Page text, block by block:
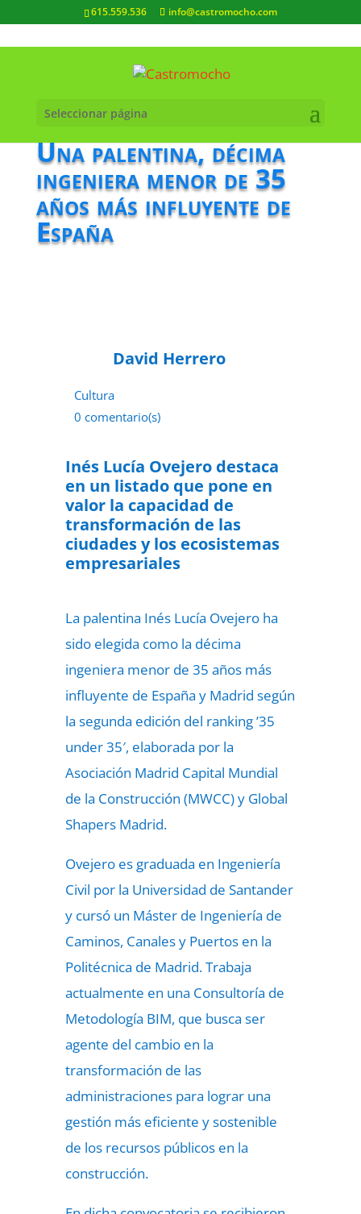
615.559.536 info@castromocho.com
Seleccionar página
Una palentina, décima
ingeniera menor de 35
años más influyente de
España
David Herrero
Cultura
0 comentario(s)
Inés Lucía Ovejero destaca
en un listado que pone en
valor la capacidad de
transformación de las
ciudades y los ecosistemas
empresariales
La palentina Inés Lucía Ovejero ha
sido elegida como la décima
ingeniera menor de 35 años más
influyente de España y Madrid según
la segunda edición del ranking ’35
under 35′, elaborada por la
Asociación Madrid Capital Mundial
de la Construcción (MWCC) y Global
Shapers Madrid.
Ovejero es graduada en Ingeniería
Civil por la Universidad de Santander
y cursó un Máster de Ingeniería de
Caminos, Canales y Puertos en la
Politécnica de Madrid. Trabaja
actualmente en una Consultoría de
Metodología BIM, que busca ser
agente del cambio en la
transformación de las
administraciones para lograr una
gestión más eficiente y sostenible
de los recursos públicos en la
construcción.